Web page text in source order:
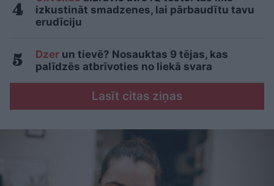
izkustināt smadzenes, lai pārbaudītu tavu
erudīciju
Dzer un tievē? Nosauktas 9 tējas, kas
palīdzēs atbrīvoties no liekā svara
Lasīt citas ziņas